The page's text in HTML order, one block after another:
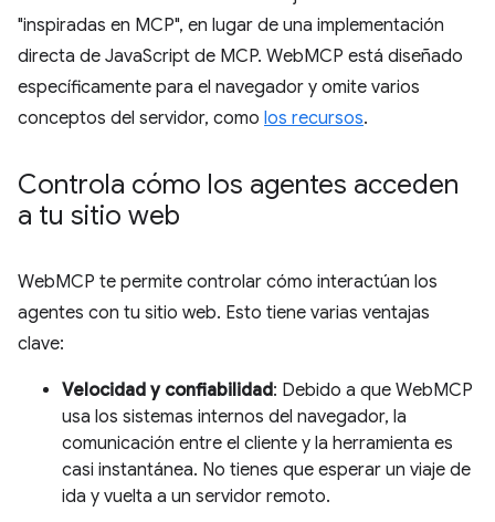
"inspiradas en MCP", en lugar de una implementación
directa de JavaScript de MCP. WebMCP está diseñado
específicamente para el navegador y omite varios
conceptos del servidor, como los recursos.
Controla cómo los agentes acceden
a tu sitio web
WebMCP te permite controlar cómo interactúan los
agentes con tu sitio web. Esto tiene varias ventajas
clave:
Velocidad y confiabilidad: Debido a que WebMCP
usa los sistemas internos del navegador, la
comunicación entre el cliente y la herramienta es
casi instantánea. No tienes que esperar un viaje de
ida y vuelta a un servidor remoto.